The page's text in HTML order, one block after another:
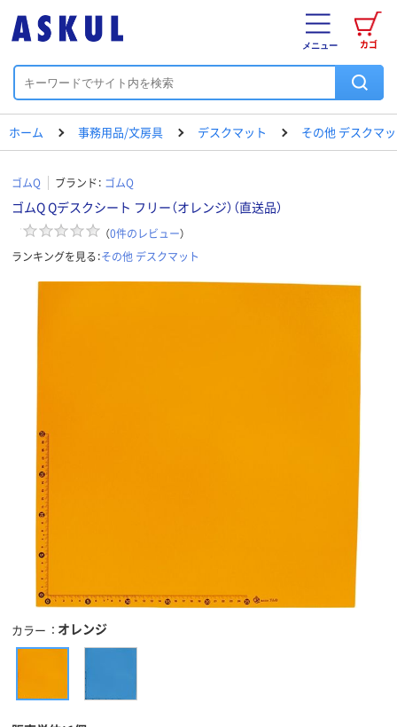
カゴ
メニュー
ホーム 事務用品/文房具 デスクマット その他 デスクマ
ゴムQ ブランド： ゴムQ
ゴムQ Qデスクシート フリー（オレンジ）（直送品）
（0件のレビュー）
ランキングを見る：その他 デスクマット
カラー オレンジ